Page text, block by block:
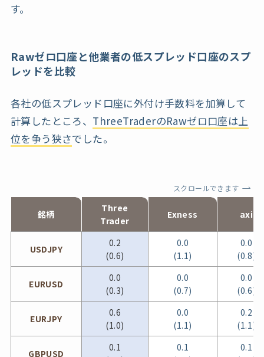
す。
Rawゼロ口座と他業者の低スプレッド口座のスプ
レッドを比較
各社の低スプレッド口座に外付け手数料を加算して
計算したところ、 ThreeTraderのRawゼロ口座は上
位を争う狭さでした。
スクロールできます
銘柄
Three
Trader
Exness axi
USDJPY
0.2
(0.6)
0.0
(1.1)
0.0
(0.8)
EURUSD
0.0
(0.3)
0.0
(0.7)
0.0
(0.6)
EURJPY
0.6
(1.0)
0.0
(1.1)
0.2
(1.1)
GBPUSD
0.1
0.1
0.1